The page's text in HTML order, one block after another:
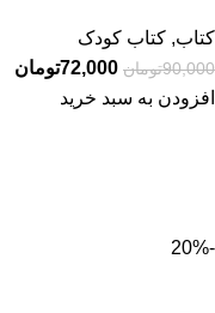
کتاب, کتاب کودک
90,000تومان 72,000تومان
افزودن به سبد خرید
-20%